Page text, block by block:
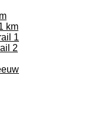
km
1
2